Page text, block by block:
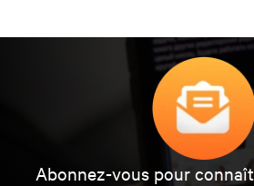
Abonnez-vous pour